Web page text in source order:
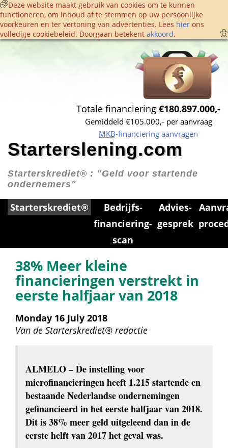
Deze website maakt gebruik van cookies om te kunnen
functioneren, om inhoud af te stemmen op uw persoonlijke
voorkeuren en ter vertoning van advertenties. Lees hier ons
volledige cookie­beleid. Doorgaan betekent akkoord.
Totale financiering €180.897.000,-
Gemiddeld €105.000,- per aanvraag
MKB-financiering aanvragen
Starterslening.com
Starterskrediet® : "Geld voor startende
ondernemers"
Starterskrediet®
Bedrijfs­
financiering­
scan
Advies­
gesprek
38% Meer kleine
financieringen verstrekt in
eerste halfjaar van 2018
Monday 16 July 2018
Van de Starterskrediet® redactie
ALMELO – De instelling voor
microfinancieringen heeft 1.215 startende en
bestaande Nederlandse ondernemingen
gefinancieerd in het eerste halfjaar van 2018.
Dit is 38% meer geld uitgeleend dan in de
eerste helft van 2017 het geval was.